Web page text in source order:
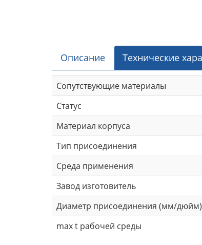
Описание Технические
Сопутствующие материалы
Статус
Материал корпуса
Тип присоединения
Среда применения
Завод изготовитель
Диаметр присоединения (мм/дюйм)
max t рабочей среды